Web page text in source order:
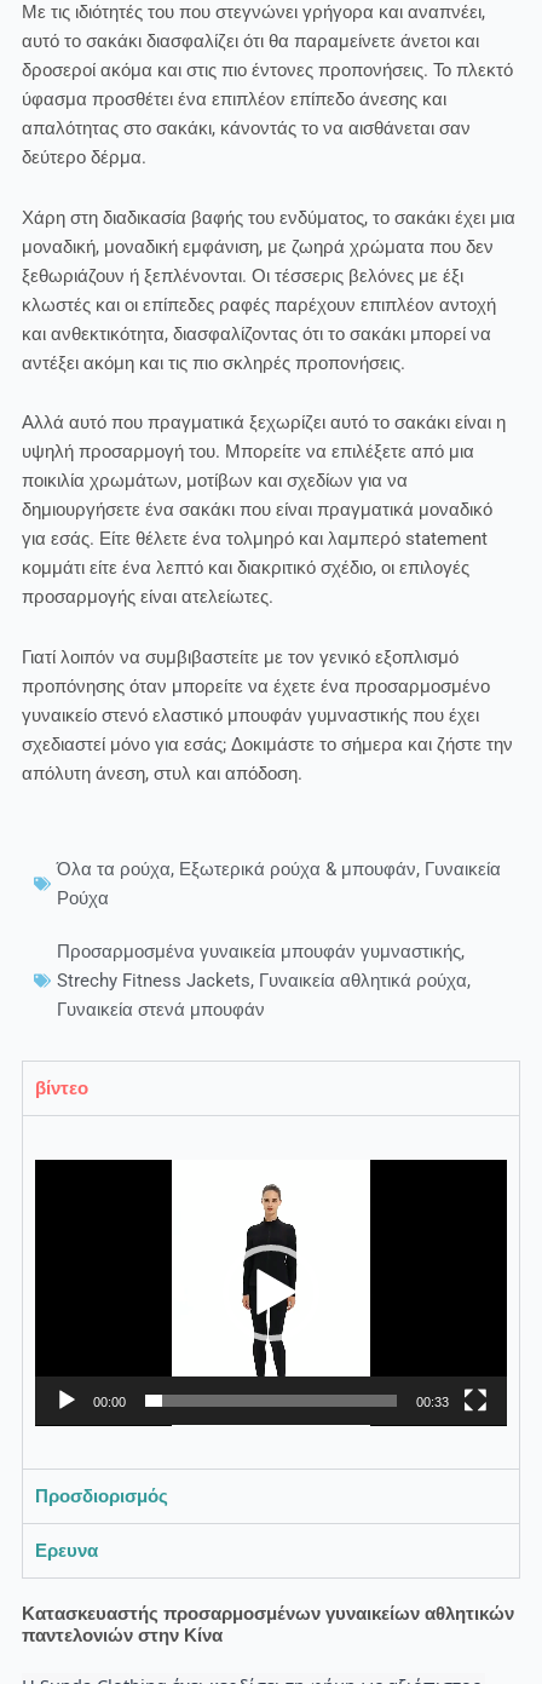
Με τις ιδιότητές του που στεγνώνει γρήγορα και αναπνέει,
αυτό το σακάκι διασφαλίζει ότι θα παραμείνετε άνετοι και
δροσεροί ακόμα και στις πιο έντονες προπονήσεις. Το πλεκτό
ύφασμα προσθέτει ένα επιπλέον επίπεδο άνεσης και
απαλότητας στο σακάκι, κάνοντάς το να αισθάνεται σαν
δεύτερο δέρμα.
Χάρη στη διαδικασία βαφής του ενδύματος, το σακάκι έχει μια
μοναδική, μοναδική εμφάνιση, με ζωηρά χρώματα που δεν
ξεθωριάζουν ή ξεπλένονται. Οι τέσσερις βελόνες με έξι
κλωστές και οι επίπεδες ραφές παρέχουν επιπλέον αντοχή
και ανθεκτικότητα, διασφαλίζοντας ότι το σακάκι μπορεί να
αντέξει ακόμη και τις πιο σκληρές προπονήσεις.
Αλλά αυτό που πραγματικά ξεχωρίζει αυτό το σακάκι είναι η
υψηλή προσαρμογή του. Μπορείτε να επιλέξετε από μια
ποικιλία χρωμάτων, μοτίβων και σχεδίων για να
δημιουργήσετε ένα σακάκι που είναι πραγματικά μοναδικό
για εσάς. Είτε θέλετε ένα τολμηρό και λαμπερό statement
κομμάτι είτε ένα λεπτό και διακριτικό σχέδιο, οι επιλογές
προσαρμογής είναι ατελείωτες.
Γιατί λοιπόν να συμβιβαστείτε με τον γενικό εξοπλισμό
προπόνησης όταν μπορείτε να έχετε ένα προσαρμοσμένο
γυναικείο στενό ελαστικό μπουφάν γυμναστικής που έχει
σχεδιαστεί μόνο για εσάς; Δοκιμάστε το σήμερα και ζήστε την
απόλυτη άνεση, στυλ και απόδοση.
Όλα τα ρούχα, Εξωτερικά ρούχα & μπουφάν, Γυναικεία
Ρούχα
Προσαρμοσμένα γυναικεία μπουφάν γυμναστικής,
Strechy Fitness Jackets, Γυναικεία αθλητικά ρούχα,
Γυναικεία στενά μπουφάν
βίντεο
00:00 00:33
Προσδιορισμός
Ερευνα
Κατασκευαστής προσαρμοσμένων γυναικείων αθλητικών
παντελονιών στην Κίνα